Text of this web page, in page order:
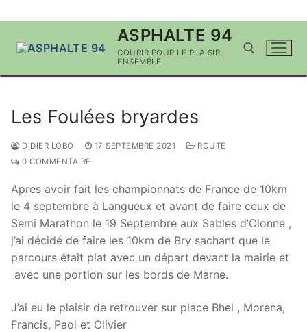
ASPHALTE 94
COURIR POUR LE PLAISIR,
ENSEMBLE
Les Foulées bryardes
DIDIER LOBO 17 SEPTEMBRE 2021
ROUTE
0 COMMENTAIRE
Apres avoir fait les championnats de France de 10km
le 4 septembre à Langueux et avant de faire ceux de
Semi Marathon le 19 Septembre aux Sables d’Olonne ,
j’ai décidé de faire les 10km de Bry sachant que le
parcours était plat avec un départ devant la mairie et
avec une portion sur les bords de Marne.
J’ai eu le plaisir de retrouver sur place Bhel , Morena,
Francis, Paol et Olivier